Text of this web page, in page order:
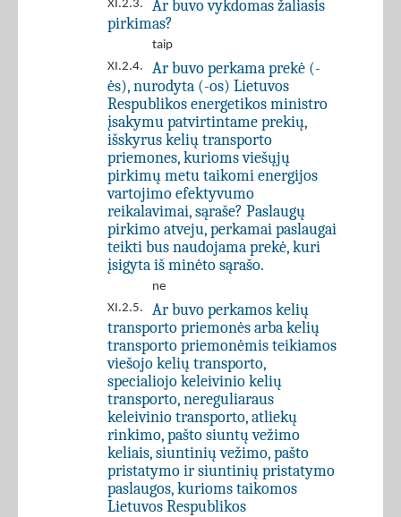
XI.2.3.
Ar buvo vykdomas žaliasis
pirkimas?
taip
XI.2.4.
Ar buvo perkama prekė (-
ės), nurodyta (-os) Lietuvos
Respublikos energetikos ministro
įsakymu patvirtintame prekių,
išskyrus kelių transporto
priemones, kurioms viešųjų
pirkimų metu taikomi energijos
vartojimo efektyvumo
reikalavimai, sąraše? Paslaugų
pirkimo atveju, perkamai paslaugai
teikti bus naudojama prekė, kuri
įsigyta iš minėto sąrašo.
ne
XI.2.5.
Ar buvo perkamos kelių
transporto priemonės arba kelių
transporto priemonėmis teikiamos
viešojo kelių transporto,
specialiojo keleivinio kelių
transporto, nereguliaraus
keleivinio transporto, atliekų
rinkimo, pašto siuntų vežimo
keliais, siuntinių vežimo, pašto
pristatymo ir siuntinių pristatymo
paslaugos, kurioms taikomos
Lietuvos Respublikos